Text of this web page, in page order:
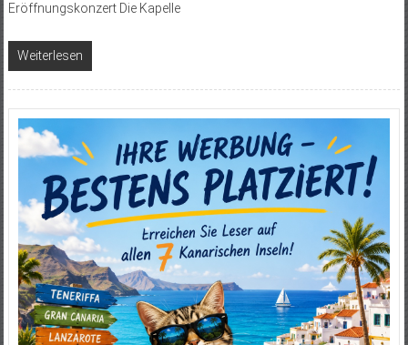
Eröffnungskonzert Die Kapelle
Weiterlesen